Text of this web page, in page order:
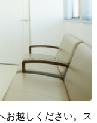
お越しください。ス